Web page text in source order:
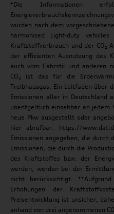
*Die Informationen
wurden nach dem
harmonised Light-duty
Kraftstoffverbrauch und der CO₂-
der effizienten Ausnutzung des
auch vom Fahrstil und anderen
CO₂ ist das für die
Treibhausgas. Ein Leitfaden über
Emissionen aller in Deutschland
unentgeltlich einsehbar an jedem
neue Pkw ausgestellt oder
hier abrufbar: https://
Emissionen angegeben, die durch
Emissionen, die durch die
des Kraftstoffes bzw. der
werden, werden bei der
nicht berücksichtigt.
Erhöhungen der
Preisentwicklung ist unsicher,
anhand von drei angenommenen